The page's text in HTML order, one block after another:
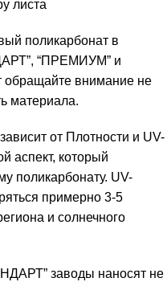
листа
поликарбонат в
“ПРЕМИУМ” и
внимание не
материала.
от Плотности и UV-
аспект, который
поликарбонату. UV-
примерно 3-5
и солнечного
заводы наносят не